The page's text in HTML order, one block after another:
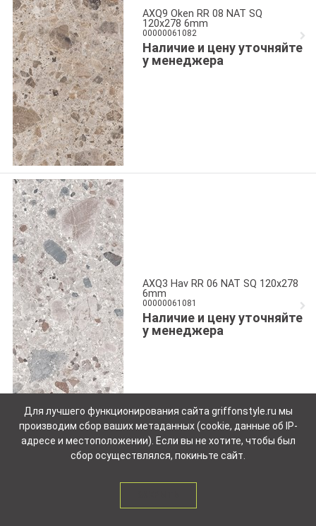
AXQ9 Oken RR 08 NAT SQ
120x278 6mm
00000061082
Наличие и цену уточняйте
у менеджера
AXQ3 Hav RR 06 NAT SQ 120x278
6mm
00000061081
Наличие и цену уточняйте
у менеджера
BIM5 Farge RR 05 NAT SQ
Для лучшего функционирования сайта griffonstyle.ru мы
производим сбор ваших метаданных (cookie, данные об IP-
адресе и местоположении). Если вы не хотите, чтобы был
сбор осуществлялся, покиньте сайт.